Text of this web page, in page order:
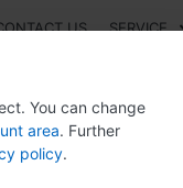
US SERVICE
You can change
area. Further
policy.